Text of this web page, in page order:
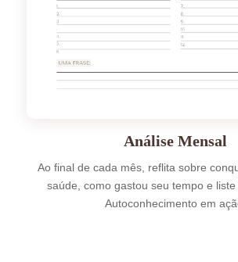
Análise Mensal
Ao final de cada mês, reflita sobre
saúde, como gastou seu tempo e liste
Autoconhecimento em